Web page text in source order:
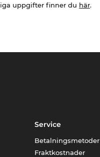
uppgifter finner du här.
Service
Betalningsmetoder
Fraktkostnader